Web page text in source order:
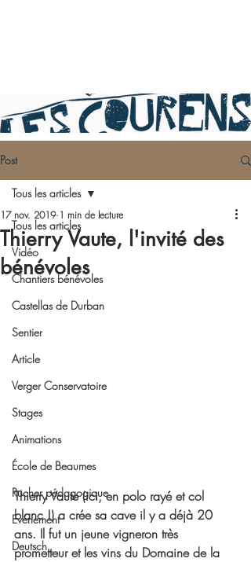
Post
Tous les articles
Vidéo
Chantiers bénévoles
Castellas de Durban
Sentier
Article
Verger Conservatoire
Stages
Animations
École de Beaumes
Rucher pédagogique
Evénement
Deutsch
Tous les articles
Thierry Vaute, l'invité des
bénévoles
17 nov. 2019 1 min de lecture
Thierry Vaute (ici, en polo rayé et col
blanc !) a crée sa cave il y a déjà 20
ans. Il fut un jeune vigneron très
prometteur et les vins du Domaine de la